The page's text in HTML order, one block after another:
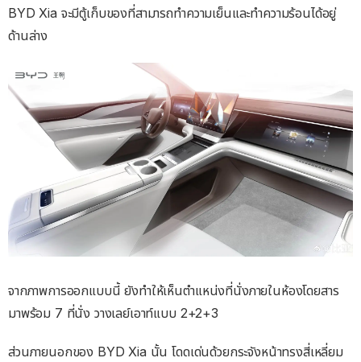
BYD Xia จะมีตู้เก็บของที่สามารถทำความเย็นและทำความร้อนได้อยู่
ด้านล่าง
จากภาพการออกแบบนี้ ยังทำให้เห็นตำแหน่งที่นั่งภายในห้องโดยสาร
มาพร้อม 7 ที่นั่ง วางเลย์เอาท์แบบ 2+2+3
ส่วนภายนอกของ BYD Xia นั้น โดดเด่นด้วยกระจังหน้าทรงสี่เหลี่ยม